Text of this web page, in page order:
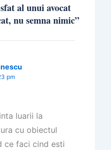
al unui avocat
nu semna nimic”
pm
luarii la
cu obiectul
ce faci cind esti